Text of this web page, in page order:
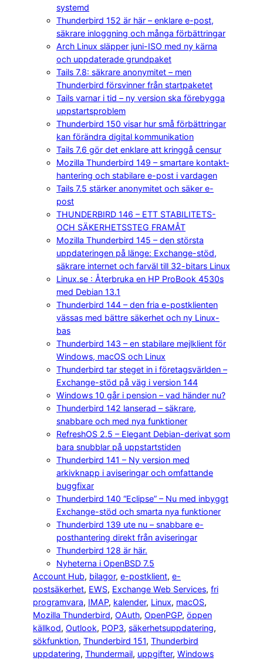
systemd
Thunderbird 152 är här – enklare e-post,
säkrare inloggning och många förbättringar
Arch Linux släpper juni-ISO med ny kärna
och uppdaterade grundpaket
Tails 7.8: säkrare anonymitet – men
Thunderbird försvinner från startpaketet
Tails varnar i tid – ny version ska förebygga
uppstartsproblem
Thunderbird 150 visar hur små förbättringar
kan förändra digital kommunikation
Tails 7.6 gör det enklare att kringgå censur
Mozilla Thunderbird 149 – smartare kontakt­
hantering och stabilare e-post i vardagen
Tails 7.5 stärker anonymitet och säker e-
post
THUNDERBIRD 146 – ETT STABILITETS-
OCH SÄKERHETSSTEG FRAMÅT
Mozilla Thunderbird 145 – den största
uppdateringen på länge: Exchange-stöd,
säkrare internet och farväl till 32-bitars Linux
Linux.se : Återbruka en HP ProBook 4530s
med Debian 13.1
Thunderbird 144 – den fria e-postklienten
vässas med bättre säkerhet och ny Linux-
bas
Thunderbird 143 – en stabilare mejlklient för
Windows, macOS och Linux
Thunderbird tar steget in i företagsvärlden –
Exchange-stöd på väg i version 144
Windows 10 går i pension – vad händer nu?
Thunderbird 142 lanserad – säkrare,
snabbare och med nya funktioner
RefreshOS 2.5 – Elegant Debian-derivat som
bara snubblar på uppstartstiden
Thunderbird 141 – Ny version med
arkivknapp i aviseringar och omfattande
buggfixar
Thunderbird 140 “Eclipse” – Nu med inbyggt
Exchange-stöd och smarta nya funktioner
Thunderbird 139 ute nu – snabbare e-
posthantering direkt från aviseringar
Thunderbird 128 är här.
Nyheterna i OpenBSD 7.5
Account Hub, bilagor, e-postklient, e-
postsäkerhet, EWS, Exchange Web Services, fri
programvara, IMAP, kalender, Linux, macOS
Mozilla Thunderbird, OAuth, OpenPGP, öppen
källkod, Outlook, POP3, säkerhetsuppdatering
sökfunktion, Thunderbird 151, Thunderbird
uppdatering, Thundermail, uppgifter, Windows